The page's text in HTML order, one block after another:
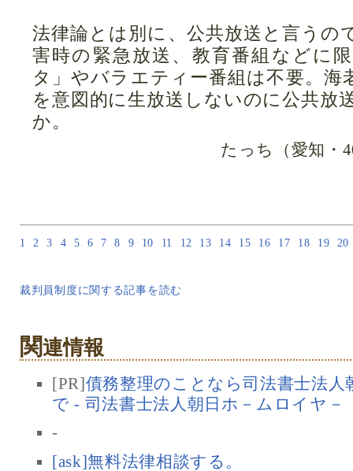
法律論とは別に、公共放送と言うの
害時の緊急放送、教育番組などに
タ」やバラエティー番組は不要。海
を意図的に生放送しないのに公共放
か。
たっち（愛知・
1 2 3 4 5 6 7 8 9 10 11 12 13 14 15 16 17 18 19 20
裁判員制度に関する記事を読む
関連情報
[PR]債務整理のことなら司法書士法
で - 司法書士法人朝日ホ－ムロイヤ－
-
[ask]無料法律相談する。